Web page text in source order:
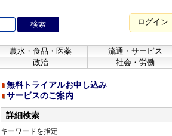
ログイン
農水・食品・医薬
流通・サービス
政治 社会・労働
無料トライアルお申し込み
サービスのご案内
詳細検索
キーワードを指定